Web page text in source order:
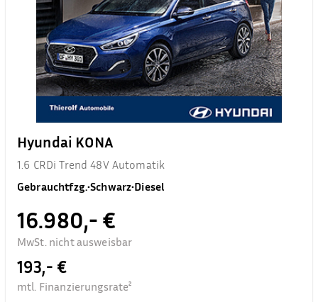
Hyundai KONA
1.6 CRDi Trend 48V Automatik
Gebrauchtfzg.•Schwarz•Diesel
16.980,- €
MwSt. nicht ausweisbar
193,- €
mtl. Finanzierungsrate²